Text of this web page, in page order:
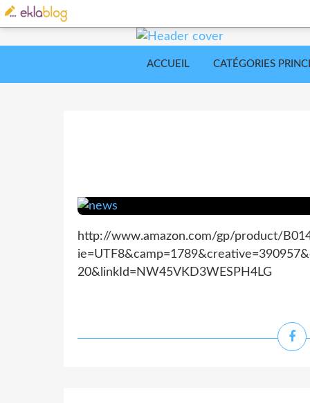
ACCUEIL CATÉGORIES
http://www.amazon.com/gp/product/
20&linkId=NW45VKD3WESPH4LG